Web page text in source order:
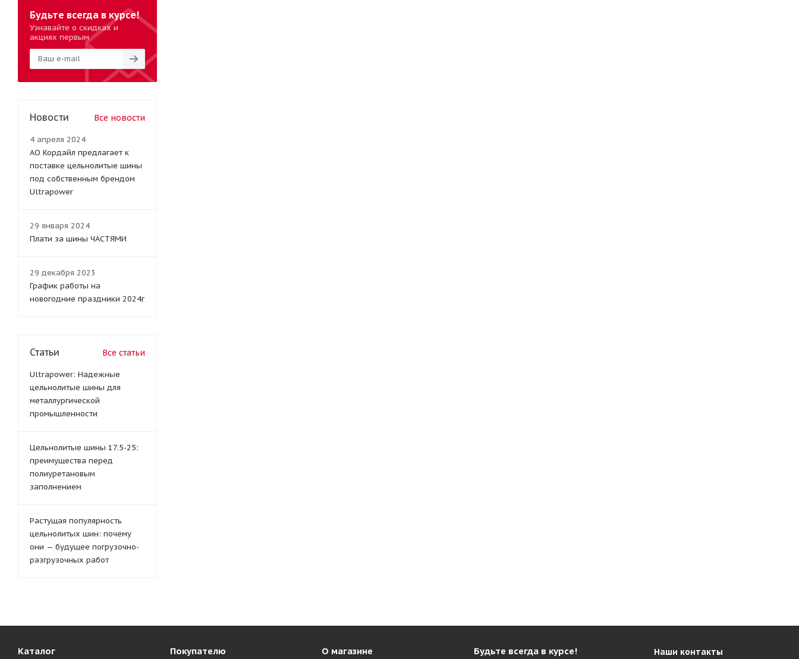
Будьте всегда в курсе!
Узнавайте о скидках и
акциях первым
Новости Все новости
4 апреля 2024
АО Кордайл предлагает к
поставке цельнолитые шины
под собственным брендом
Ultrapower
29 января 2024
Плати за шины ЧАСТЯМИ
29 декабря 2023
График работы на
новогодние праздники 2024г
Статьи Все статьи
Ultrapower: Надежные
цельнолитые шины для
металлургической
промышленности
Цельнолитые шины 17.5-25:
преимущества перед
полиуретановым
заполнением
Растущая популярность
цельнолитых шин: почему
они — будущее погрузочно-
разгрузочных работ
Каталог Покупателю О магазине Будьте всегда в курсе! Наши контакты